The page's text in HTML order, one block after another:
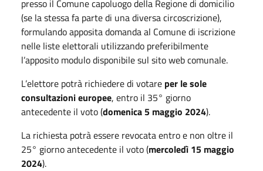
presso il Comune capoluogo della Regione di domicilio
(se la stessa fa parte di una diversa circoscrizione),
formulando apposita domanda al Comune di iscrizione
nelle liste elettorali utilizzando preferibilmente
l’apposito modulo disponibile sul sito web comunale.
L’elettore potrà richiedere di votare per le sole
consultazioni europee, entro il 35° giorno
antecedente il voto (domenica 5 maggio 2024).
La richiesta potrà essere revocata entro e non oltre il
25° giorno antecedente il voto (mercoledì 15 maggio
2024).